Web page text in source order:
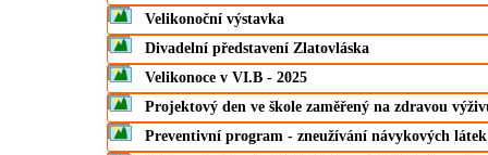
Velikonoční výstavka
Divadelní představení Zlatovláska
Velikonoce v VI.B - 2025
Projektový den ve škole zaměřený na zdravou
Preventivní program - zneužívání návykových látek